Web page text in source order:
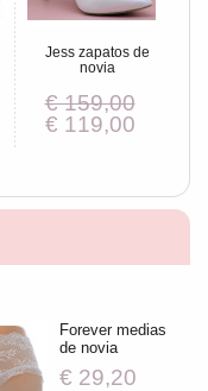
Jess zapatos de
novia
€ 159,00
€ 119,00
Forever medias
de novia
€ 29,20